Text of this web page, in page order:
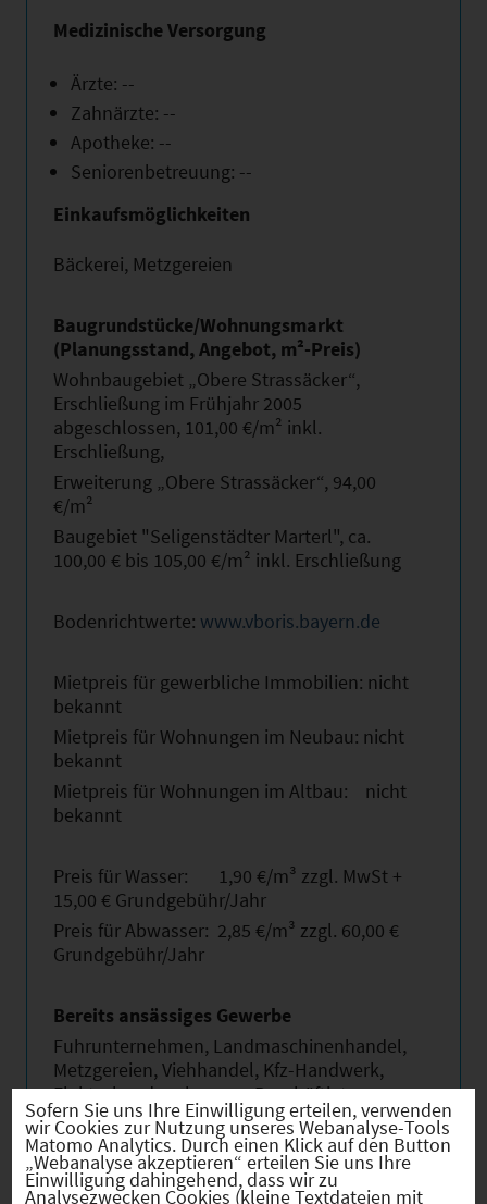
Medizinische Versorgung
Ärzte: --
Zahnärzte: --
Apotheke: --
Seniorenbetreuung: --
Einkaufsmöglichkeiten
Bäckerei, Metzgereien
Baugrundstücke/Wohnungsmarkt
(Planungsstand, Angebot, m²-Preis)
Wohnbaugebiet „Obere Strassäcker“,
Erschließung im Frühjahr 2005
abgeschlossen, 101,00 €/m² inkl.
Erschließung,
Erweiterung „Obere Strassäcker“, 94,00
€/m²
Baugebiet "Seligenstädter Marterl", ca.
100,00 € bis 105,00 €/m² inkl. Erschließung
Bodenrichtwerte: www.vboris.bayern.de
Mietpreis für gewerbliche Immobilien: nicht
bekannt
Mietpreis für Wohnungen im Neubau: nicht
bekannt
Mietpreis für Wohnungen im Altbau: nicht
bekannt
Preis für Wasser: 1,90 €/m³ zzgl. MwSt +
15,00 € Grundgebühr/Jahr
Preis für Abwasser: 2,85 €/m³ zzgl. 60,00 €
Grundgebühr/Jahr
Bereits ansässiges Gewerbe
Fuhrunternehmen, Landmaschinenhandel,
Metzgereien, Viehhandel, Kfz-Handwerk,
Elektrohandwerk, ca. 30 Beschäftigte
Breitbandversorgung
16 Mbit/s
Sofern Sie uns Ihre Einwilligung erteilen, verwenden
wir Cookies zur Nutzung unseres Webanalyse-Tools
Matomo Analytics. Durch einen Klick auf den Button
„Webanalyse akzeptieren“ erteilen Sie uns Ihre
Einwilligung dahingehend, dass wir zu
Analysezwecken Cookies (kleine Textdateien mit